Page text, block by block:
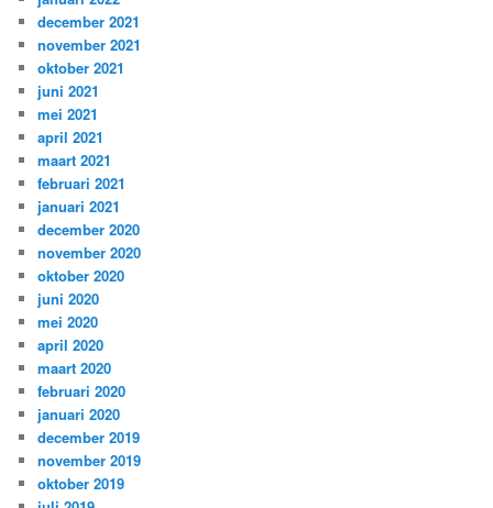
december 2021
november 2021
oktober 2021
juni 2021
mei 2021
april 2021
maart 2021
februari 2021
januari 2021
december 2020
november 2020
oktober 2020
juni 2020
mei 2020
april 2020
maart 2020
februari 2020
januari 2020
december 2019
november 2019
oktober 2019